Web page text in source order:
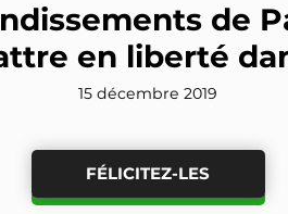
de
en liberté
15 décembre 2019
FÉLICITEZ-LES